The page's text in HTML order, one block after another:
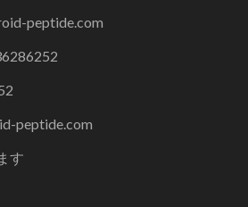
peptide.com
peptide.com
す